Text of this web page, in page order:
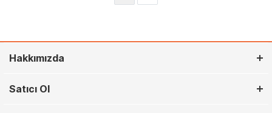
Hakkımızda
Satıcı Ol